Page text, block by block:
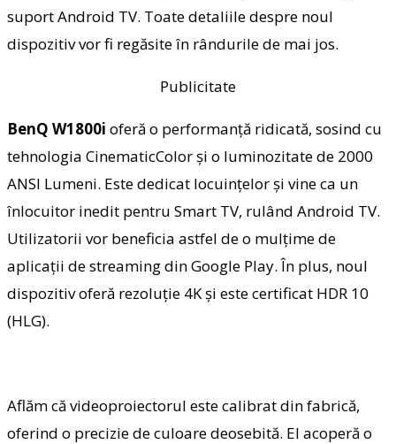
suport Android TV. Toate detaliile despre noul
dispozitiv vor fi regăsite în rândurile de mai jos.
Publicitate
BenQ W1800i oferă o performanță ridicată, sosind cu
tehnologia CinematicColor și o luminozitate de 2000
ANSI Lumeni. Este dedicat locuințelor și vine ca un
înlocuitor inedit pentru Smart TV, rulând Android TV.
Utilizatorii vor beneficia astfel de o mulțime de
aplicații de streaming din Google Play. În plus, noul
dispozitiv oferă rezoluție 4K și este certificat HDR 10
(HLG).
Aflăm că videoproiectorul este calibrat din fabrică,
oferind o precizie de culoare deosebită. El acoperă o